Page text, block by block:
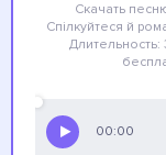
Скачать
Спілкуйтеся й
00:00